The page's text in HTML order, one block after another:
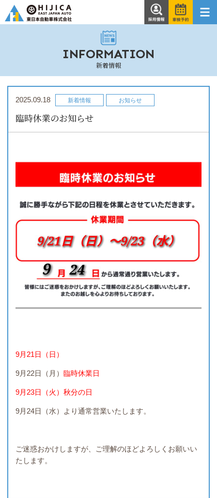
東日本自動車株式会
INFORMATION
新着情報
2025.09.18 新着情報 お知らせ
臨時休業のお知らせ
9月21日（日）
9月22日（月） 臨時休業日
9月23日（火）秋分の日
9月24日（水）より通常営業いたします。
ご迷惑おかけしますが、ご理解のほどよろしくお願いい
たします。